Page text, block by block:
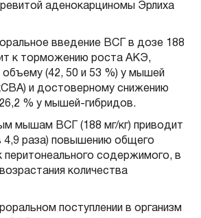
аденокарциномы Эрлиха
введе­ние ВСГ в дозе 188
к торможению роста АКЭ,
(42, 50 и 53 %) у мышей
и достоверно­му снижению
% у мышей-гибридов.
мышам ВСГ (188 мг/кг) приводит
4,9 раза) повышению об­щего
перитонеального содержимого, в
количества
поступлении в организм